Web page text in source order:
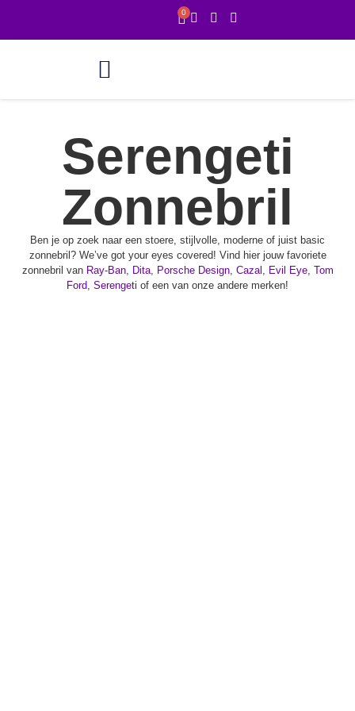
0
Serengeti
Zonnebril
Ben je op zoek naar een stoere, stijlvolle, moderne of juist basic
zonnebril? We’ve got your eyes covered! Vind hier jouw favoriete
zonnebril van Ray-Ban, Dita, Porsche Design, Cazal , Evil Eye, Tom
Ford, Serengeti of een van onze andere merken!